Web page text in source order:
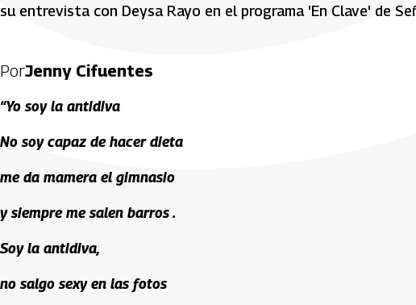
su entrevista con Deysa Rayo en el programa 'En Clave' de
PorJenny Cifuentes
“Yo soy la antidiva
No soy capaz de hacer dieta
me da mamera el gimnasio
y siempre me salen barros .
Soy la antidiva,
no salgo sexy en las fotos